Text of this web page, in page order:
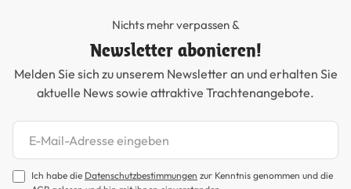
Nichts mehr verpassen &
Newsletter abonieren!
Melden Sie sich zu unserem Newsletter an und erhalten Sie
aktuelle News sowie attraktive Trachtenangebote.
Newsletter abonnieren
Ich habe die Datenschutzbestimmungen zur Kenntnis genommen und die